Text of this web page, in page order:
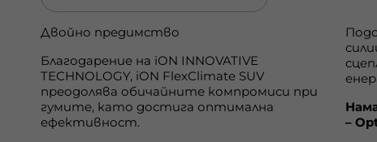
Двойно предимство
Благодарение на iON INNOVATIVE
TECHNOLOGY, iON FlexClimate SUV
преодолява обичайните компромиси при
гумите, като достига оптимална
ефективност.
–